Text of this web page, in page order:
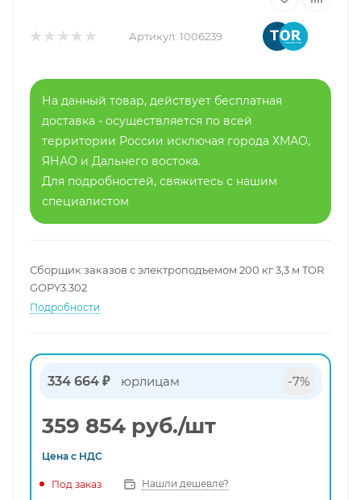
Артикул: 1006239
На данный товар, действует бесплатная
доставка - осуществляется по всей
территории России исключая города ХМАО,
ЯНАО и Дальнего востока.
Для подробностей, свяжитесь с нашим
специалистом
Сборщик заказов с электроподъемом 200 кг 3,3 м TOR
GOPY3.302
Подробности
334 664 ₽ юрлицам -7%
359 854 руб./шт
Цена с НДС
Под заказ
Нашли дешевле?